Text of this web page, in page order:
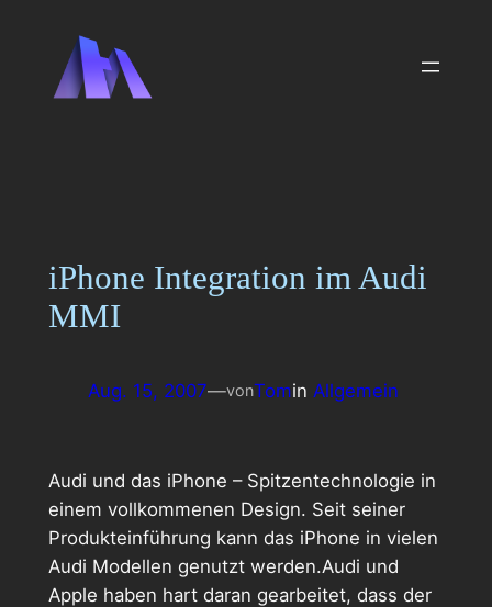
springen
iPhone Integration im Audi
MMI
Aug. 15, 2007—vonTomin Allgemein
Audi und das iPhone – Spitzentechnologie in
einem vollkommenen Design. Seit seiner
Produkteinführung kann das iPhone in vielen
Audi Modellen genutzt werden.Audi und
Apple haben hart daran gearbeitet, dass der